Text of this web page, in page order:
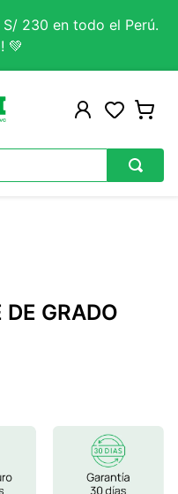
230 en todo el Perú.
💚
DE GRADO